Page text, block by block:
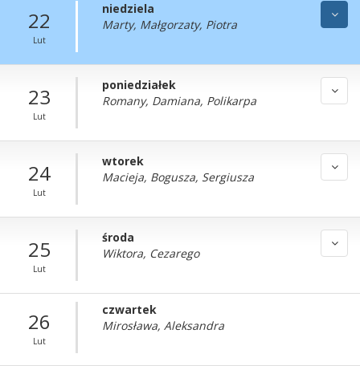
22
Lut
niedziela
Marty, Małgorzaty, Piotra
23
Lut
poniedziałek
Romany, Damiana, Polikarpa
24
Lut
wtorek
Macieja, Bogusza, Sergiusza
25
Lut
środa
Wiktora, Cezarego
26
Lut
czwartek
Mirosława, Aleksandra